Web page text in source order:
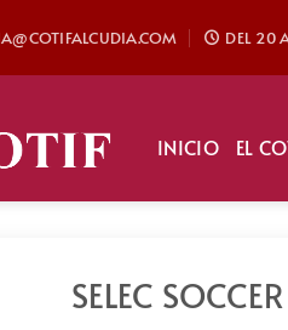
DEL 20
INICIO EL
SELEC